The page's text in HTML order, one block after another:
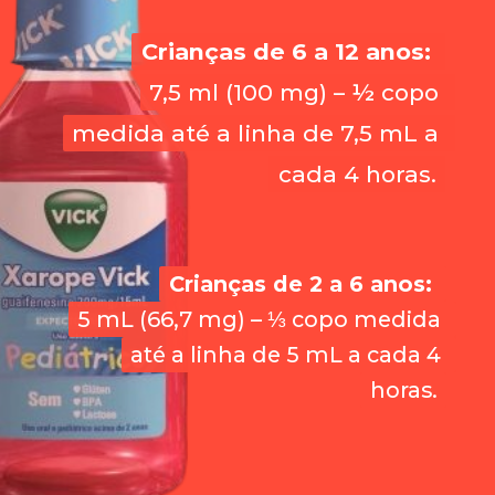
Crianças de 6 a 12 anos:
7,5 ml (100 mg) – ½ copo
medida até a linha de 7,5 mL a
cada 4 horas.
Crianças de 6 a 12 anos:
7,5 ml (100 mg) – ½ copo
medida até a linha de 7,5 mL a
cada 4 horas.
Crianças de 2 a 6 anos:
5 mL (66,7 mg) – ⅓ copo medida
até a linha de 5 mL a cada 4
horas.
Crianças de 2 a 6 anos:
5 mL (66,7 mg) – ⅓ copo medida
até a linha de 5 mL a cada 4
horas.